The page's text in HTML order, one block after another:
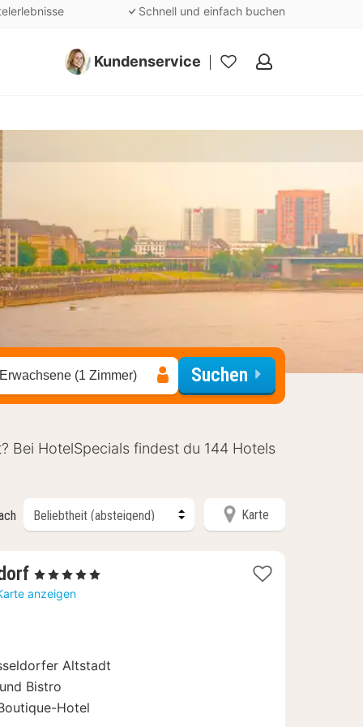
Schnell und einfach buchen
Kundenservice
Meine
(1 Zimmer) Suchen
Bei HotelSpecials findest du 144 Hotels
Karte
2
Nächte
, 5 Sterne
anzeigen
Altstadt
Bistro
Hotel